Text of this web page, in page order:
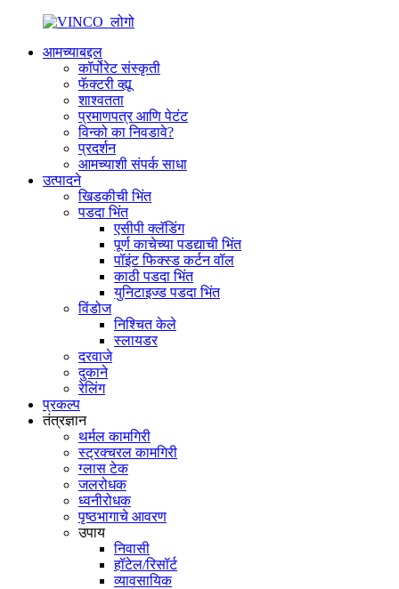
आमच्याबद्दल
कॉर्पोरेट संस्कृती
फॅक्टरी व्ह्यू
शाश्वतता
प्रमाणपत्र आणि पेटंट
विन्को का निवडावे?
प्रदर्शन
आमच्याशी संपर्क साधा
उत्पादने
खिडकीची भिंत
पडदा भिंत
एसीपी क्लॅडिंग
पूर्ण काचेच्या पडद्याची भिंत
पॉइंट फिक्स्ड कर्टन वॉल
काठी पडदा भिंत
युनिटाइज्ड पडदा भिंत
विंडोज
निश्चित केले
स्लायडर
दरवाजे
दुकाने
रेलिंग
प्रकल्प
तंत्रज्ञान
थर्मल कामगिरी
स्ट्रक्चरल कामगिरी
ग्लास टेक
जलरोधक
ध्वनीरोधक
पृष्ठभागाचे आवरण
उपाय
निवासी
हॉटेल/रिसॉर्ट
व्यावसायिक